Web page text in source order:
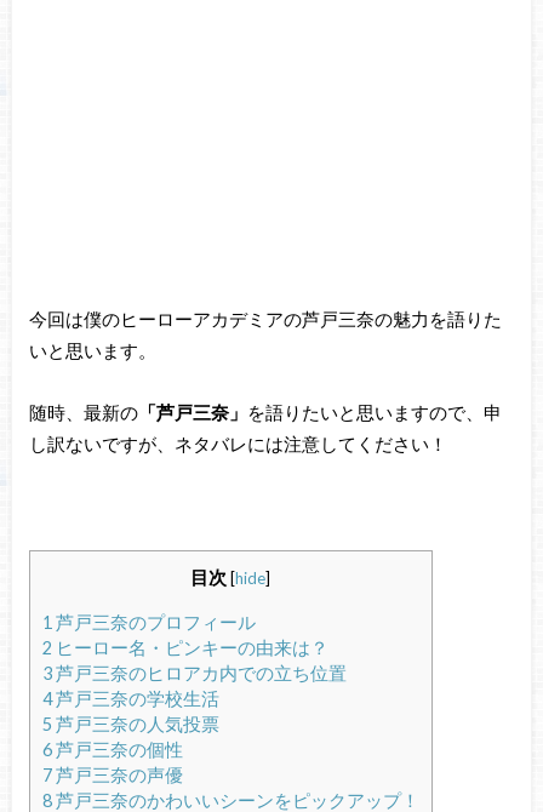
今回は僕のヒーローアカデミアの芦戸三奈の魅力を語りた
いと思います。
随時、最新の「芦戸三奈」 を語りたいと思いますので、申
し訳ないですが、ネタバレには注意してください！
目次 [hide]
1 芦戸三奈のプロフィール
2 ヒーロー名・ピンキーの由来は？
3芦戸三奈のヒロアカ内での立ち位置
4芦戸三奈の学校生活
5 芦戸三奈の人気投票
6芦戸三奈の個性
7芦戸三奈の声優
8芦戸三奈のかわいいシーンをピックアップ！